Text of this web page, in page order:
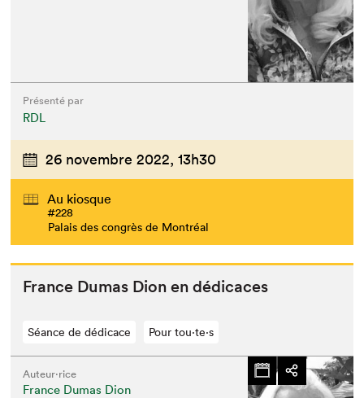
Présenté par
RDL
26 novembre 2022, 13h30
Au kiosque
#228
Palais des congrès de Montréal
France Dumas Dion en dédicaces
Séance de dédicace Pour tou⋅te⋅s
Auteur·rice
France Dumas Dion